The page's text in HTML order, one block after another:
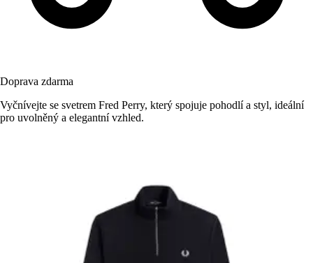
Doprava zdarma
Vyčnívejte se svetrem Fred Perry, který spojuje pohodlí a styl, ideální
pro uvolněný a elegantní vzhled.